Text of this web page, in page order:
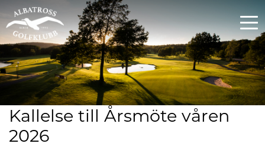
Kallelse till Årsmöte våren
2026